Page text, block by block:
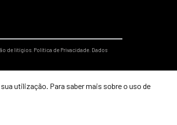
de litígios. Política de Privacidade. Dados
utilização. Para saber mais sobre o uso de